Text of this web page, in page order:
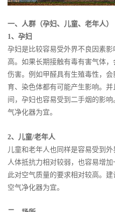
一、人群（孕妇、儿童、老年人）
1、孕妇
孕妇是比较容易受外界不良因素
高。如果长期接触有毒有害气体
伤害。例如甲醛具有生殖毒性，
育、染色体都有可能产生影响。
间，孕妇也容易受到二手烟的影
气净化器为宜。
2、儿童/老年人
儿童和老年人也同样是容易受到
人体抵抗力相对较弱，也容易增
此对空气质量的要求相对较高。
空气净化器为宜。